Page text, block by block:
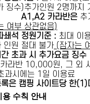
징수)추가인원 2명까지
카라반은 추
여부 상관없음)
쇄석 정원기준 : 최대 이
인원 절대 불가 (잠자는
초과 시 추가요금 징수
라반 10,000원, 그 외
과시에는 1일 이용료
은 캠핑 사이트당 한(1)
용 수칙 안내